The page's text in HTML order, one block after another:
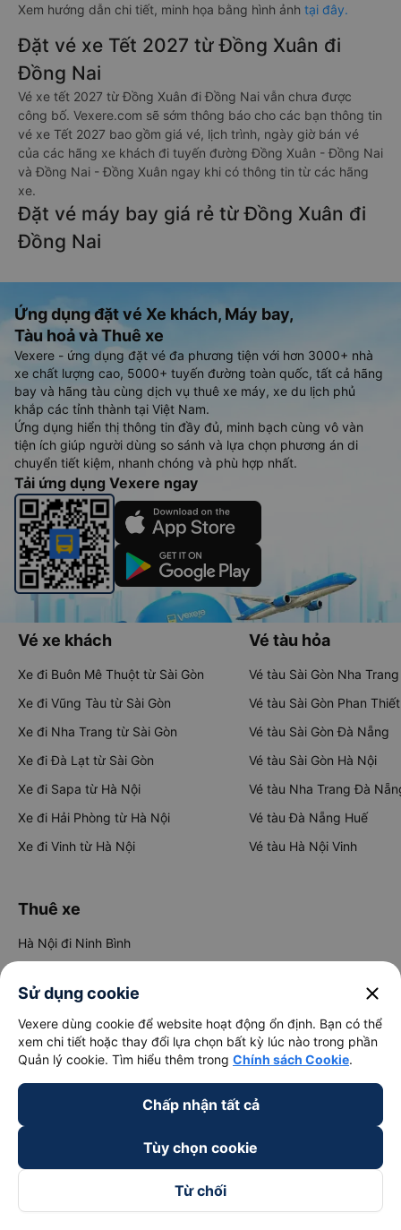
Xem hướng dẫn chi tiết, minh họa bằng hình ảnh tại đây.
Đặt vé xe Tết 2027 từ Đồng Xuân đi
Đồng Nai
Vé xe tết 2027 từ Đồng Xuân đi Đồng Nai vẫn chưa được
công bố. Vexere.com sẽ sớm thông báo cho các bạn thông tin
vé xe Tết 2027 bao gồm giá vé, lịch trình, ngày giờ bán vé
của các hãng xe khách đi tuyến đường Đồng Xuân - Đồng Nai
và Đồng Nai - Đồng Xuân ngay khi có thông tin từ các hãng
xe.
Đặt vé máy bay giá rẻ từ Đồng Xuân đi
Đồng Nai
Ứng dụng đặt vé Xe khách, Máy bay,
Tàu hoả và Thuê xe
Vexere - ứng dụng đặt vé đa phương tiện với hơn 3000+ nhà
xe chất lượng cao, 5000+ tuyến đường toàn quốc, tất cả hãng
bay và hãng tàu cùng dịch vụ thuê xe máy, xe du lịch phủ
khắp các tỉnh thành tại Việt Nam.
Ứng dụng hiển thị thông tin đầy đủ, minh bạch cùng vô vàn
tiện ích giúp người dùng so sánh và lựa chọn phương án di
chuyển tiết kiệm, nhanh chóng và phù hợp nhất.
Tải ứng dụng Vexere ngay
Vé xe khách
Xe đi Buôn Mê Thuột từ Sài Gòn
Xe đi Vũng Tàu từ Sài Gòn
Xe đi Nha Trang từ Sài Gòn
Xe đi Đà Lạt từ Sài Gòn
Xe đi Sapa từ Hà Nội
Xe đi Hải Phòng từ Hà Nội
Xe đi Vinh từ Hà Nội
Vé tàu hỏa
Vé tàu Sài Gòn Nha Trang
Vé tàu Sài Gòn Phan Thiết
Vé tàu Sài Gòn Đà Nẵng
Vé tàu Sài Gòn Hà Nội
Vé tàu Nha Trang Đà
Vé tàu Đà Nẵng Huế
Vé tàu Hà Nội Vinh
Thuê xe
Hà Nội đi Ninh Bình
Hà Nội đi Sa Pa
Hà Nội đi Tam Đảo
Đà Nẵng đi Hội An
Đà Nẵng đi Huế
Sử dụng cookie close
Vexere dùng cookie để website hoạt động ổn định. Bạn có thể
xem chi tiết hoặc thay đổi lựa chọn bất kỳ lúc nào trong phần
Quản lý cookie. Tìm hiểu thêm trong Chính sách Cookie.
Chấp nhận tất cả
Tùy chọn cookie
Từ chối